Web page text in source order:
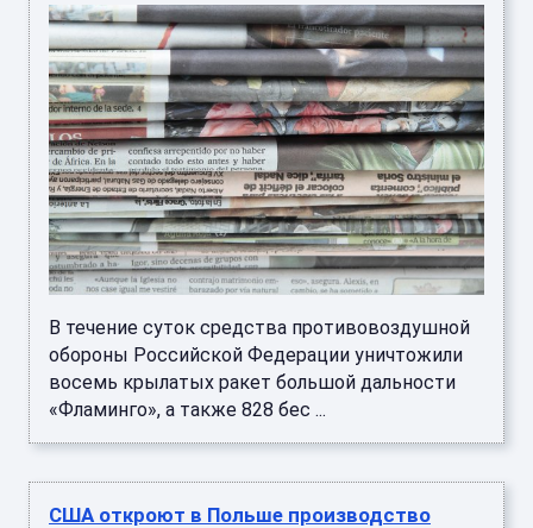
В течение суток средства противовоздушной
обороны Российской Федерации уничтожили
восемь крылатых ракет большой дальности
«Фламинго», а также 828 бес ...
США откроют в Польше производство